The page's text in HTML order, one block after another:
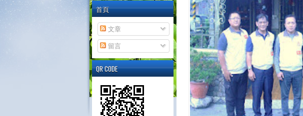
首頁
文章
留言
QR CODE